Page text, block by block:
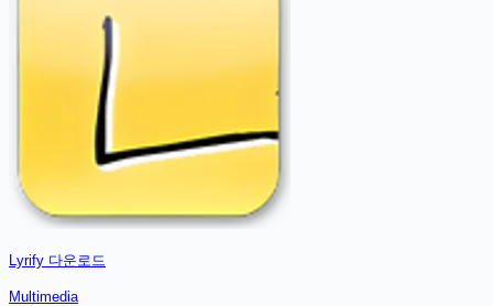
Lyrify 다운로드
Multimedia